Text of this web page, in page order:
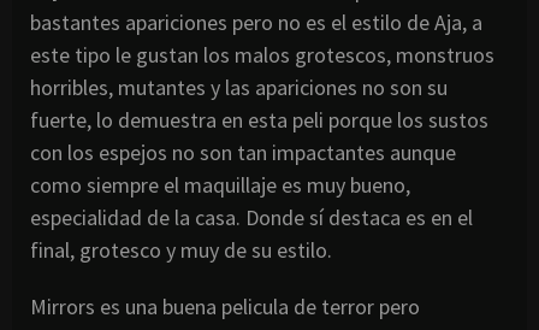
bastantes apariciones pero no es el estilo de Aja, a
este tipo le gustan los malos grotescos, monstruos
horribles, mutantes y las apariciones no son su
fuerte, lo demuestra en esta peli porque los sustos
con los espejos no son tan impactantes aunque
como siempre el maquillaje es muy bueno,
especialidad de la casa. Donde sí destaca es en el
final, grotesco y muy de su estilo.
Mirrors es una buena pelicula de terror pero